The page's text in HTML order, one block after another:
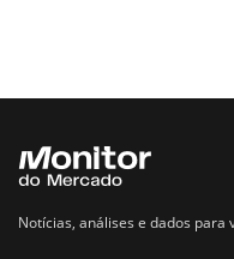
Notícias, análises e dados